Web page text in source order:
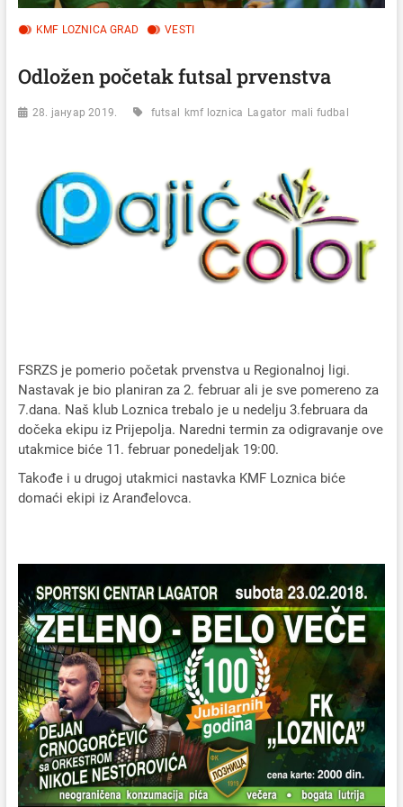
KMF LOZNICA GRAD VESTI
Odložen početak futsal prvenstva
28. јануар 2019. futsal kmf loznica Lagator mali fudbal
FSRZS je pomerio početak prvenstva u Regionalnoj ligi.
Nastavak je bio planiran za 2. februar ali je sve pomereno za
7.dana. Naš klub Loznica trebalo je u nedelju 3.februara da
dočeka ekipu iz Prijepolja. Naredni termin za odigravanje ove
utakmice biće 11. februar ponedeljak 19:00.
Takođe i u drugoj utakmici nastavka KMF Loznica biće
domaći ekipi iz Aranđelovca.